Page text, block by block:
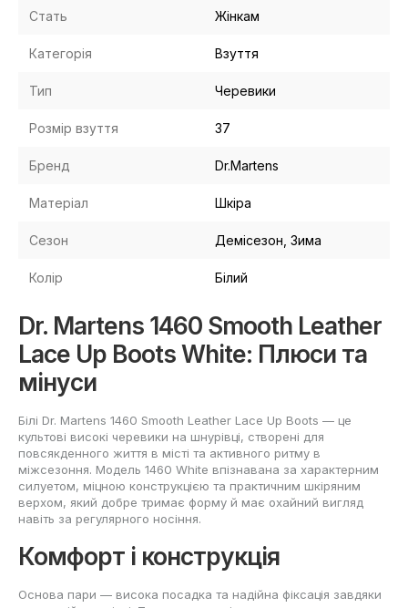
Стать Жінкам
Категорія Взуття
Тип Черевики
Розмір взуття 37
Бренд Dr.Martens
Матеріал Шкіра
Сезон Демісезон, Зима
Колір Білий
Dr. Martens 1460 Smooth Leather
Lace Up Boots White: Плюси та
мінуси
Білі Dr. Martens 1460 Smooth Leather Lace Up Boots — це
культові високі черевики на шнурівці, створені для
повсякденного життя в місті та активного ритму в
міжсезоння. Модель 1460 White впізнавана за характерним
силуетом, міцною конструкцією та практичним шкіряним
верхом, який добре тримає форму й має охайний вигляд
навіть за регулярного носіння.
Комфорт і конструкція
Основа пари — висока посадка та надійна фіксація завдяки